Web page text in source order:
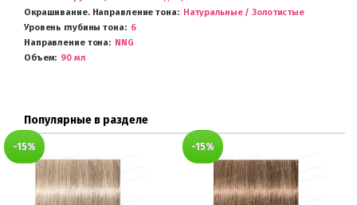
Окрашивание. Направление тона
Натуральные / Золотистые
Уровень глубины тона
6
Направление тона
NNG
Объем
90 мл
Популярные в разделе
-15% -15%